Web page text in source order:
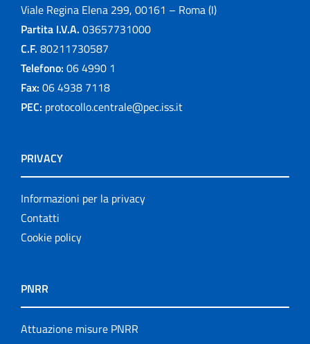
Viale Regina Elena 299, 00161 – Roma (I)
Partita I.V.A. 03657731000
C.F. 80211730587
Telefono: 06 4990 1
Fax: 06 4938 7118
PEC: protocollo.centrale@pec.iss.it
PRIVACY
Informazioni per la privacy
Contatti
Cookie policy
PNRR
Attuazione misure PNRR